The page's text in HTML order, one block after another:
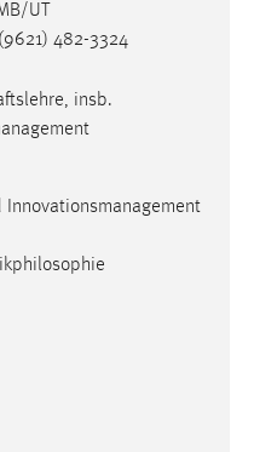
UT
482-3324
insb.
Innovationsmanagement